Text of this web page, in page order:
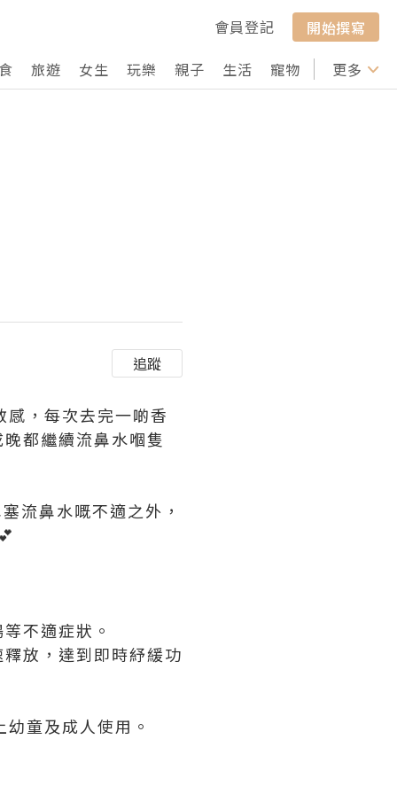
會員登記
開始撰寫
旅遊 女生 玩樂 親子 生活 寵物 行山 打卡
更多
追蹤
感，每次去完一啲香
都繼續流鼻水嗰隻
流鼻水嘅不適之外，
不適症狀。
放，達到即時紓緩功
童及成人使用。